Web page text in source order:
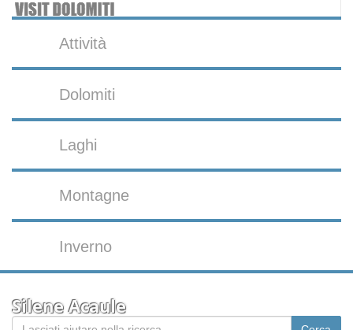
Attività
Dolomiti
Laghi
Montagne
Inverno
Silene Acaule